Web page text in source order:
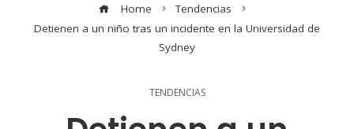
Home
Tendencias
Detienen a un niño tras un incidente en la Universidad de
Sydney
TENDENCIAS